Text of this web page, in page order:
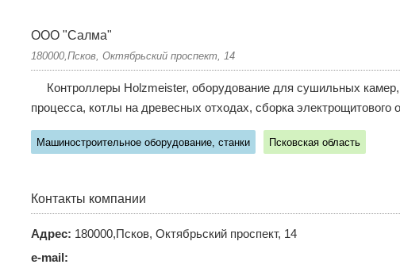
ООО "Салма"
180000,Псков, Октябрьский проспект, 14
Контроллеры Holzmeister, оборудование для сушильных
процесса, котлы на древесных отходах, сборка электрощитового
Машиностроительное оборудование, станки Псковская область
Контакты компании
Адрес: 180000,Псков, Октябрьский проспект, 14
e-mail: